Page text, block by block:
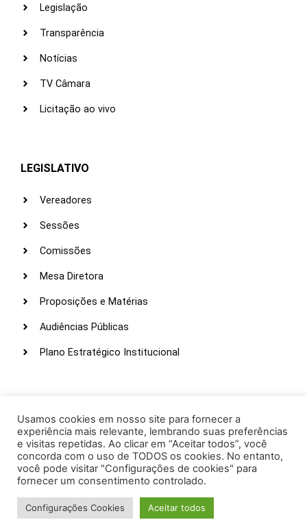
Legislação
Transparência
Notícias
TV Câmara
Licitação ao vivo
LEGISLATIVO
Vereadores
Sessões
Comissões
Mesa Diretora
Proposições e Matérias
Audiências Públicas
Plano Estratégico Institucional
Webmail
Intranet
Administração
Usamos cookies em nosso site para fornecer a
experiência mais relevante, lembrando suas preferências
e visitas repetidas. Ao clicar em “Aceitar todos”, você
concorda com o uso de TODOS os cookies. No entanto,
você pode visitar "Configurações de cookies" para
fornecer um consentimento controlado.
Configurações Cookies Aceitar todos